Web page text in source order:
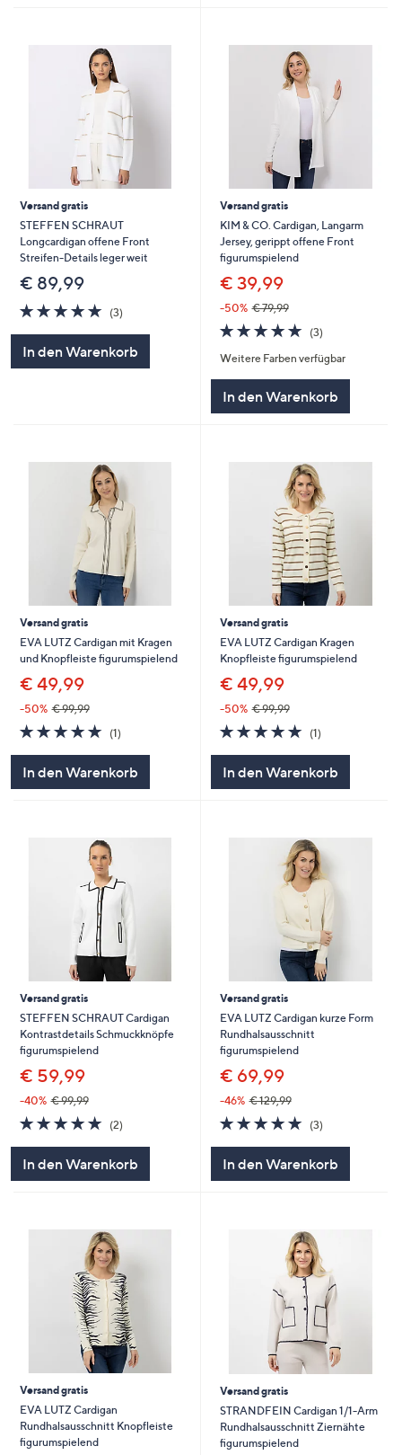
Versand gratis
STEFFEN SCHRAUT
Longcardigan offene Front
Streifen-Details leger weit
€ 89,99
5.0
von
5
(3)
In den Warenkorb
Versand gratis
KIM & CO. Cardigan, Langarm
Jersey, gerippt offene Front
figurumspielend
€ 39,99
-50% € 79,99
5.0
von
5
(3)3
Weitere Farben verfügbar
In den Warenkorb
Versand gratis
EVA LUTZ Cardigan mit Kragen
und Knopfleiste figurumspielend
€ 49,99
-50% € 99,99
5.0
von
5
(1)
In den Warenkorb
Versand gratis
EVA LUTZ Cardigan Kragen
Knopfleiste figurumspielend
€ 49,99
-50% € 99,99
5.0
von
(1)1
In den Warenkorb
Versand gratis
STEFFEN SCHRAUT Cardigan
Kontrastdetails Schmuckknöpfe
figurumspielend
€ 59,99
-40% € 99,99
5.0
von
5
(2)
In den Warenkorb
Versand gratis
EVA LUTZ Cardigan kurze Form
Rundhalsausschnitt
figurumspielend
€ 69,99
-46% € 129,99
5.0
von
(3)3
In den Warenkorb
Versand gratis
EVA LUTZ Cardigan
Rundhalsausschnitt Knopfleiste
figurumspielend
Versand gratis
STRANDFEIN Cardigan 1/1-Arm
Rundhalsausschnitt Ziernähte
figurumspielend